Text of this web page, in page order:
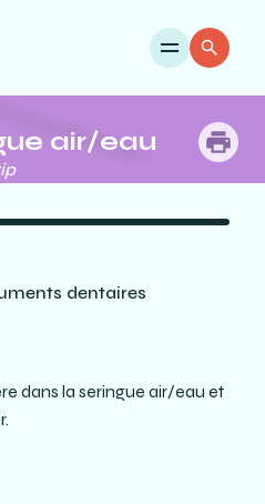
air/eau
dentaires
dans la seringue air/eau et